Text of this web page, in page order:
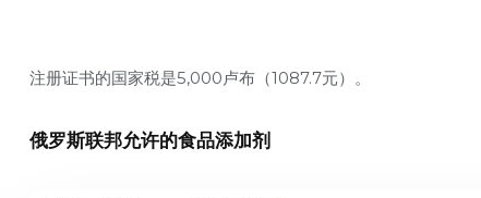
注册证书的国家税是5,000卢布（1087.7元）。
俄罗斯联邦允许的食品添加剂